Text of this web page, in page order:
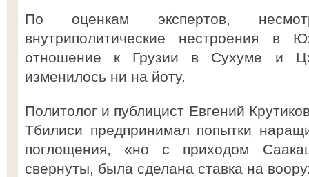
По оценкам экспертов,
внутриполитические нестроения
отношение к Грузии в Сухуме и
изменилось ни на йоту.
Политолог и публицист Евгений
Тбилиси предпринимал попытки
поглощения, «но с приходом
свернуты, была сделана ставка на